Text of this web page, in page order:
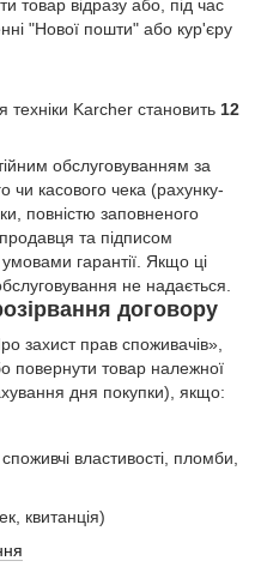
товар відразу або, під час
"Нової пошти" або кур'єру
техніки Karcher становить 12
обслуговуванням за
чи касового чека (рахунку-
повністю заповненого
та підписом
гарантії. Якщо ці
не надається.
договору
захист прав споживачів»,
повернути товар належної
дня покупки), якщо:
властивості, пломби,
квитанція)